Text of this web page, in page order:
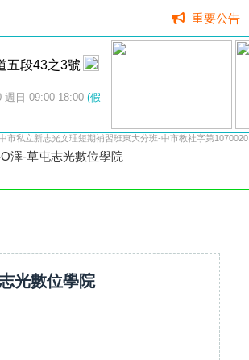
重要公告
五段43之3號
週日 09:00-18:00 (假
市私立新志光文理短期補習班東大分班-中市教社字第
澤-草屯志光數位學院
光數位學院